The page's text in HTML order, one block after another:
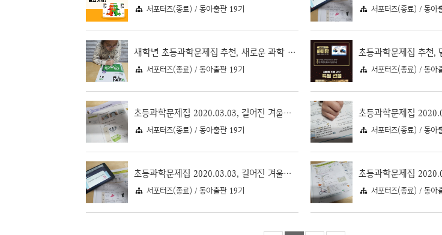
서포터즈(종료) / 동아출판 19기 서포터즈(종료) / 동아
새학년 초등과학문제집 추천, 새로운 과학 과목을 위한 백점 과학
서포터즈(종료) / 동아출판 19기 서포터즈(종료) / 동아
초등과학문제집 2020.03.03, 길어진 겨울방학 과학공부 학습일지 7일차
서포터즈(종료) / 동아출판 19기 서포터즈(종료) / 동아
초등과학문제집 2020.03.03, 길어진 겨울방학 과학공부 학습일지 5일차
서포터즈(종료) / 동아출판 19기 서포터즈(종료) / 동아